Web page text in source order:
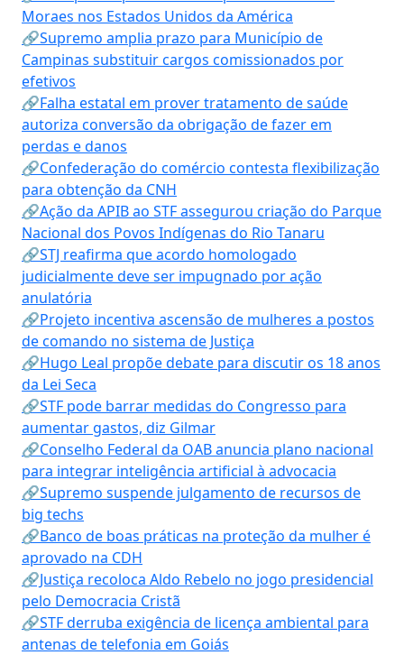
Moraes nos Estados Unidos da América
🔗Supremo amplia prazo para Município de
Campinas substituir cargos comissionados por
efetivos
🔗Falha estatal em prover tratamento de saúde
autoriza conversão da obrigação de fazer em
perdas e danos
🔗Confederação do comércio contesta flexibilização
para obtenção da CNH
🔗Ação da APIB ao STF assegurou criação do Parque
Nacional dos Povos Indígenas do Rio Tanaru
🔗STJ reafirma que acordo homologado
judicialmente deve ser impugnado por ação
anulatória
🔗Projeto incentiva ascensão de mulheres a postos
de comando no sistema de Justiça
🔗Hugo Leal propõe debate para discutir os 18 anos
da Lei Seca
🔗STF pode barrar medidas do Congresso para
aumentar gastos, diz Gilmar
🔗Conselho Federal da OAB anuncia plano nacional
para integrar inteligência artificial à advocacia
🔗Supremo suspende julgamento de recursos de
big techs
🔗Banco de boas práticas na proteção da mulher é
aprovado na CDH
🔗Justiça recoloca Aldo Rebelo no jogo presidencial
pelo Democracia Cristã
🔗STF derruba exigência de licença ambiental para
antenas de telefonia em Goiás